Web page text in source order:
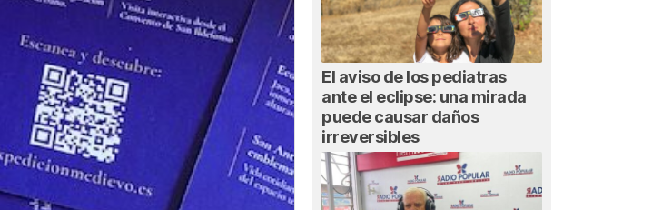
El aviso de los pediatras
ante el eclipse: una mirada
puede causar daños
irreversibles